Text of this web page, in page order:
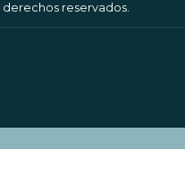
derechos reservados.